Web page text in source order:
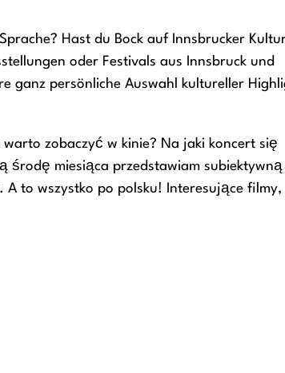
Hast du Bock auf Innsbrucker
oder Festivals aus Innsbruck und
ganz persönliche Auswahl kultureller
warto zobaczyć w kinie? Na jaki koncert się
środę miesiąca przedstawiam subiektywną
A to wszystko po polsku! Interesujące filmy,